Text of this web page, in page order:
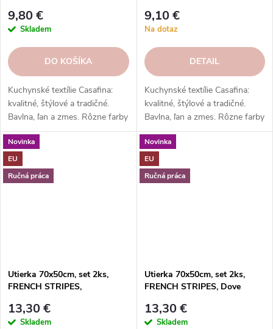
9,80 €
Skladem
DO KOŠÍKA
Kuchynské textílie Casafina:
kvalitné, štýlové a tradičné.
Bavlna, ľan a zmes. Rôzne farby
a vzory. Hodí sa k riadu a
doplnkom. Skvelý darček.
9,10 €
Na dotaz
DETAIL
Kuchynské textílie Casafina:
kvalitné, štýlové a tradičné.
Bavlna, ľan a zmes. Rôzne farby
a vzory. Hodí sa k riadu a
doplnkom. Skvelý darček.
Novinka
EU
Ručná práca
Utierka 70x50cm, set 2ks,
FRENCH STRIPES,
13,30 €
Skladem
Novinka
EU
Ručná práca
Utierka 70x50cm, set 2ks,
FRENCH STRIPES, Dove
13,30 €
Skladem